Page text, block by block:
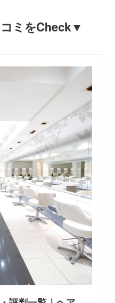
ミをCheck▼